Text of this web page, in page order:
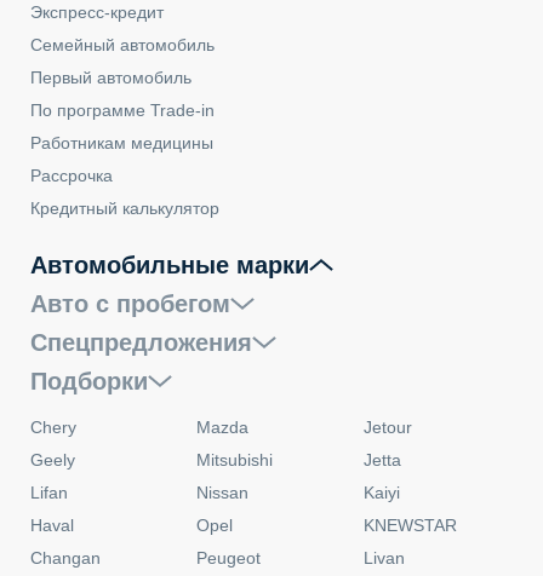
Экспресс-кредит
Семейный автомобиль
Первый автомобиль
По программе Trade-in
Работникам медицины
Рассрочка
Кредитный калькулятор
Автомобильные марки
Авто с пробегом
Спецпредложения
Подборки
Chery
Geely
Lifan
Haval
Changan
Mazda
Mitsubishi
Nissan
Opel
Peugeot
Jetour
Jetta
Kaiyi
KNEWSTAR
Livan